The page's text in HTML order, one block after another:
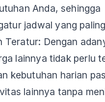
Anda, sehingga
jadwal yang
Teratur: Dengan
lainnya tidak perlu
kebutuhan harian
lainnya tanpa